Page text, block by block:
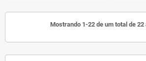
Mostrando 1-22 de um total de